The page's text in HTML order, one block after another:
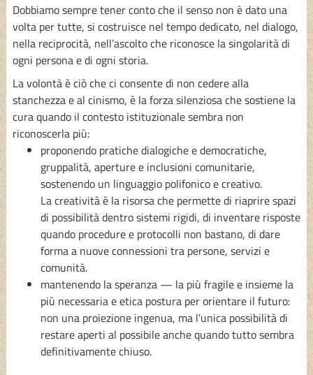
Dobbiamo sempre tener conto che il senso non è dato una
volta per tutte, si costruisce nel tempo dedicato, nel dialogo,
nella reciprocità, nell’ascolto che riconosce la singolarità di
ogni persona e di ogni storia.
La volontà è ciò che ci consente di non cedere alla
stanchezza e al cinismo, è la forza silenziosa che sostiene la
cura quando il contesto istituzionale sembra non
riconoscerla più:
proponendo pratiche dialogiche e democratiche,
gruppalità, aperture e inclusioni comunitarie,
sostenendo un linguaggio polifonico e creativo.
La creatività è la risorsa che permette di riaprire spazi
di possibilità dentro sistemi rigidi, di inventare risposte
quando procedure e protocolli non bastano, di dare
forma a nuove connessioni tra persone, servizi e
comunità.
mantenendo la speranza — la più fragile e insieme la
più necessaria e etica postura per orientare il futuro:
non una proiezione ingenua, ma l'unica possibilità di
restare aperti al possibile anche quando tutto sembra
definitivamente chiuso.